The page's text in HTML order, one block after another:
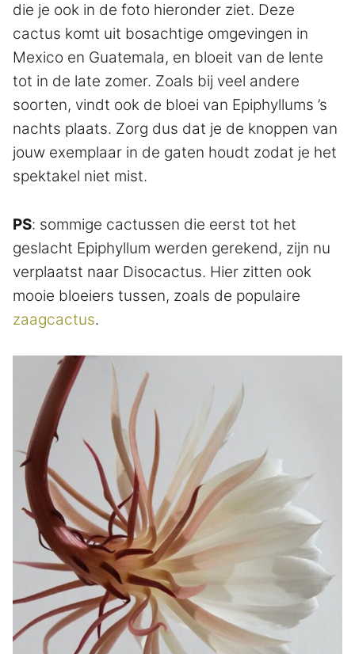
die je ook in de foto hieronder ziet. Deze
cactus komt uit bosachtige omgevingen in
Mexico en Guatemala, en bloeit van de lente
tot in de late zomer. Zoals bij veel andere
soorten, vindt ook de bloei van Epiphyllums ’s
nachts plaats. Zorg dus dat je de knoppen van
jouw exemplaar in de gaten houdt zodat je het
spektakel niet mist.
PS: sommige cactussen die eerst tot het
geslacht Epiphyllum werden gerekend, zijn nu
verplaatst naar Disocactus. Hier zitten ook
mooie bloeiers tussen, zoals de populaire
zaagcactus.